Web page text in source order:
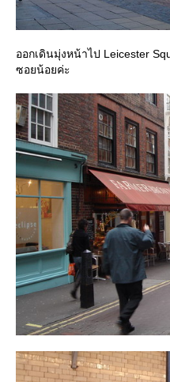
ออกเดินมุ่งหน้าไป Leicester
ซอยน้อยค่ะ